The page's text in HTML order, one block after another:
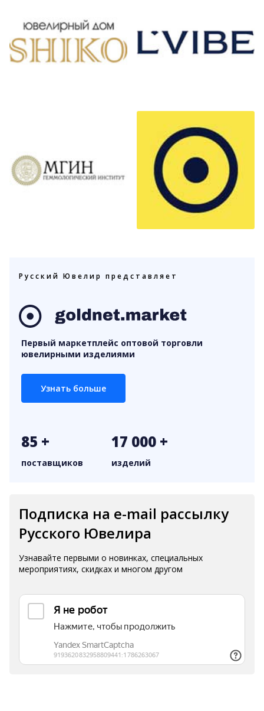
Русский Ювелир представляет
Первый маркетплейс оптовой торговли
ювелирными изделиями
Узнать больше
85 +
поставщиков
17 000 +
изделий
Подписка на e-mail рассылку
Русского Ювелира
Узнавайте первыми о новинках, специальных
мероприятиях, скидках и многом другом